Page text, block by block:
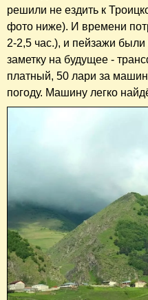
решили не ездить к
фото ниже). И времени
2-2,5 час.), и пейзажи
заметку на будущее -
платный, 50 лари за
погоду. Машину легко